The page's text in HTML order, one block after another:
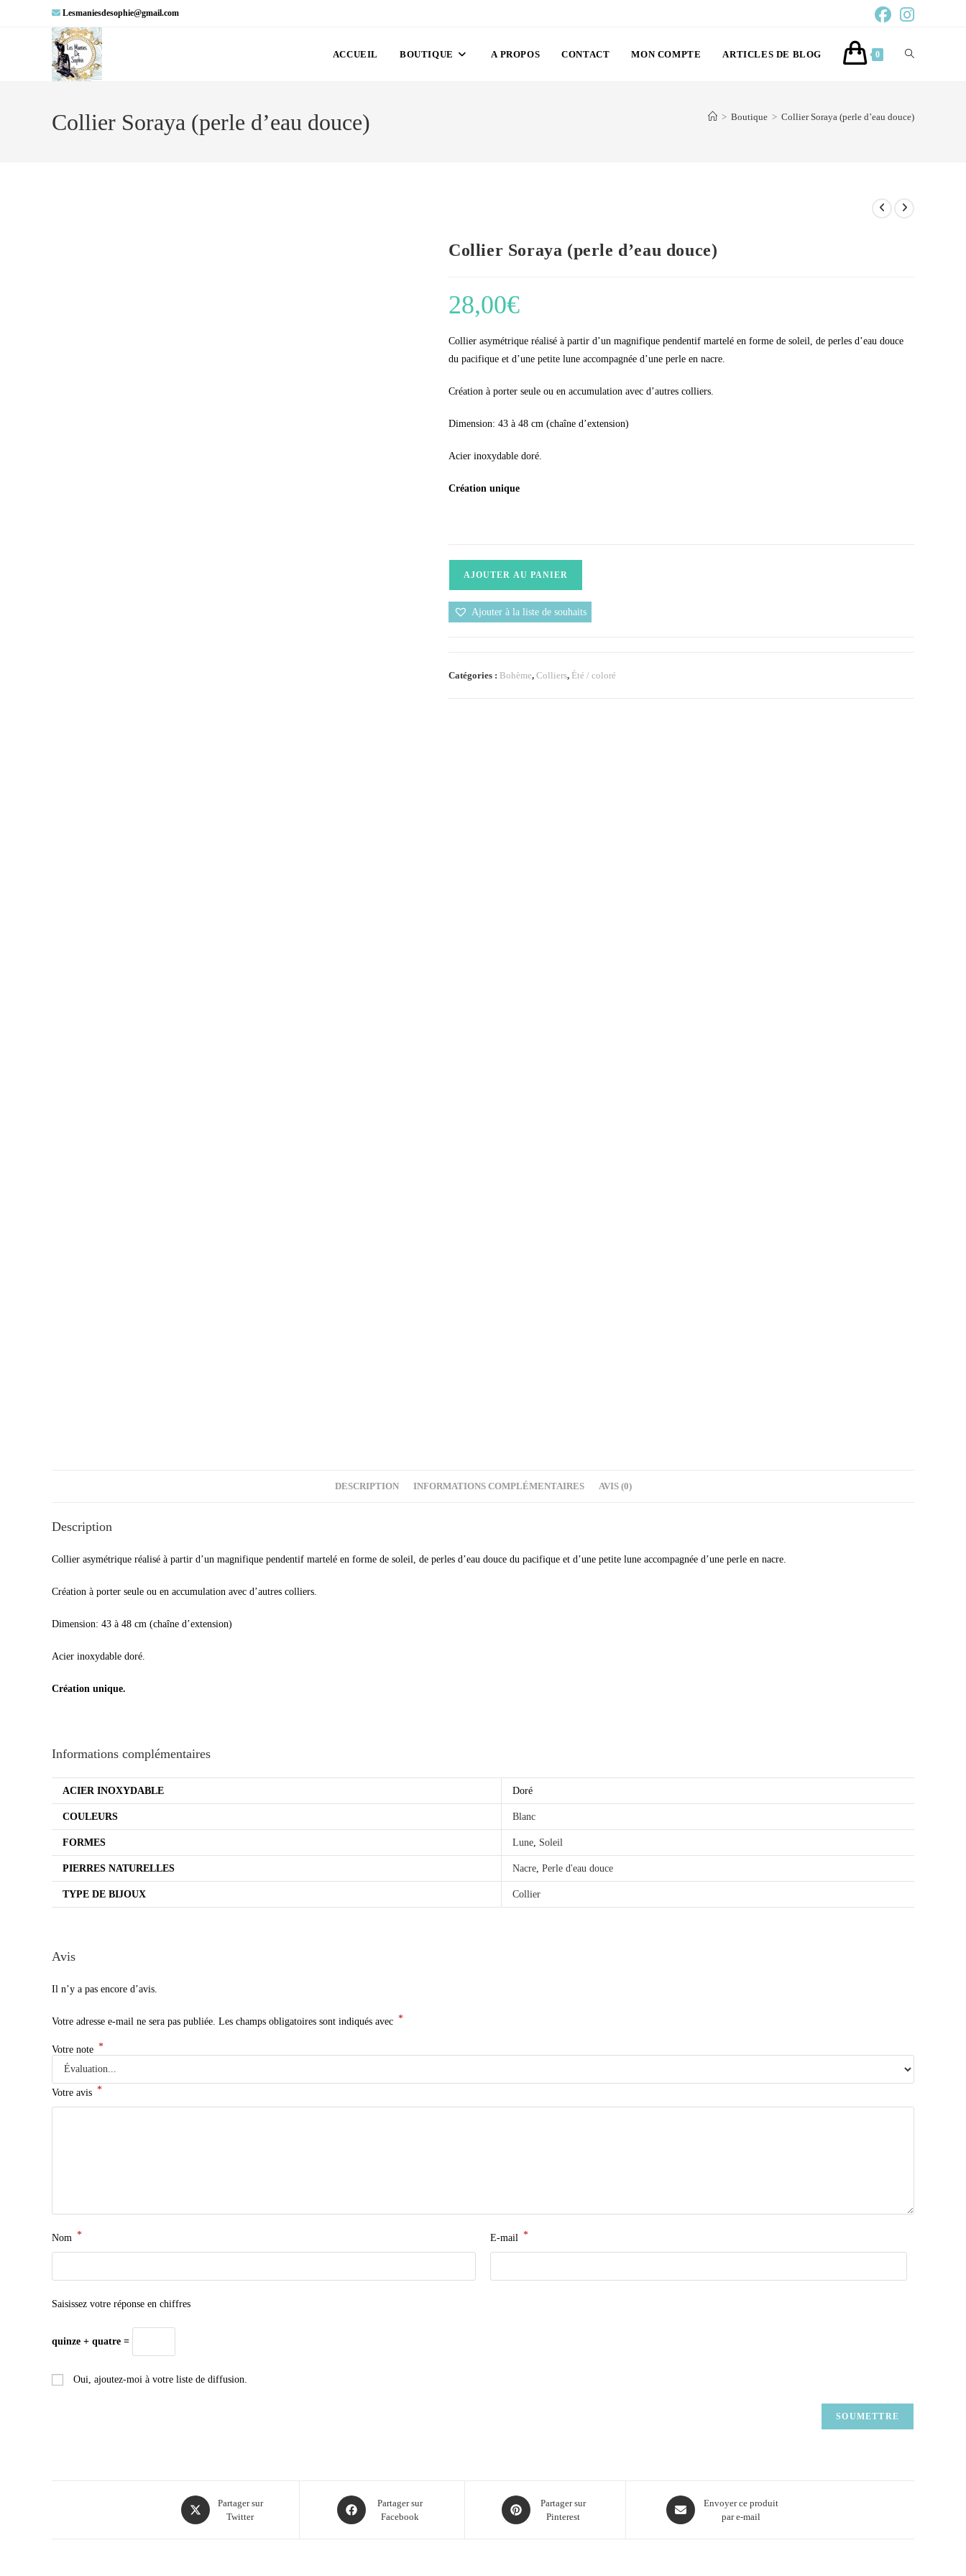
Lesmaniesdesophie@gmail.com
ACCUEIL BOUTIQUE A PROPOS CONTACT MON COMPTE ARTICLES DE BLOG 0
Collier Soraya (perle d’eau douce) > Boutique > Collier Soraya (perle d’eau douce)
Collier Soraya (perle d’eau douce)
28,00€
Collier asymétrique réalisé à partir d’un magnifique pendentif martelé en forme de soleil, de perles d’eau douce
du pacifique et d’une petite lune accompagnée d’une perle en nacre.
Création à porter seule ou en accumulation avec d’autres colliers.
Dimension: 43 à 48 cm (chaîne d’extension)
Acier inoxydable doré.
Création unique
AJOUTER AU PANIER
Ajouter à la liste de souhaits
Catégories : Bohème, Colliers, Été / coloré
DESCRIPTION INFORMATIONS COMPLÉMENTAIRES AVIS (0)
Description
Collier asymétrique réalisé à partir d’un magnifique pendentif martelé en forme de soleil, de perles d’eau douce du pacifique et d’une petite lune accompagnée d’une perle en nacre.
Création à porter seule ou en accumulation avec d’autres colliers.
Dimension: 43 à 48 cm (chaîne d’extension)
Acier inoxydable doré.
Création unique.
Informations complémentaires
ACIER INOXYDABLE Doré
COULEURS Blanc
FORMES Lune Soleil
PIERRES NATURELLES Nacre Perle d'eau douce
TYPE DE BIJOUX Collier
Avis
Il n’y a pas encore d’avis.
Votre adresse e-mail ne sera pas publiée. Les champs obligatoires sont indiqués avec *
Votre note *
Votre avis *
Nom * E-mail *
Saisissez votre réponse en chiffres
quinze + quatre =
Oui, ajoutez-moi à votre liste de diffusion.
Partager sur
Twitter
Partager sur
Facebook
Partager sur
Pinterest
Envoyer ce produit
par e-mail